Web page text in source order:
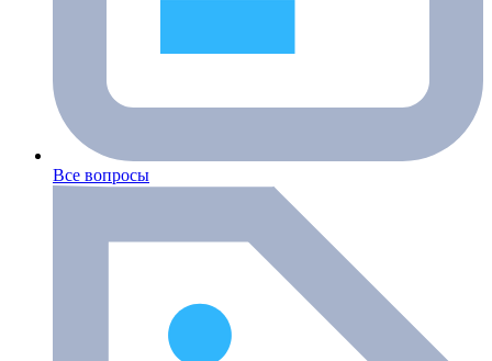
Все вопросы